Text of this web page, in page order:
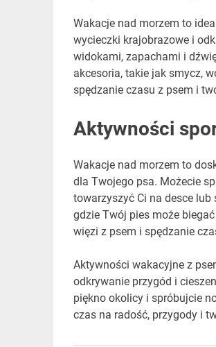
Wakacje nad morzem to
wycieczki krajobrazowe i
widokami, zapachami i
akcesoria, takie jak smycz,
spędzanie czasu z psem i
Aktywności
Wakacje nad morzem to
dla Twojego psa. Możecie
towarzyszyć Ci na desce
gdzie Twój pies może
więzi z psem i spędzanie
Aktywności wakacyjne z
odkrywanie przygód i
piękno okolicy i spróbujcie
czas na radość, przygody i